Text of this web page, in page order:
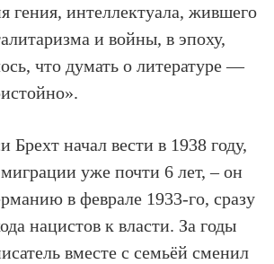
гения, интеллектуала, жившего
и вой­ны, в эпоху,
что думать о литературе —
Брехт начал вести в 1938 году,
уже почти 6 лет, – он
в феврале 1933-го, сразу
нацистов к власти. За годы
вместе с семьёй сменил